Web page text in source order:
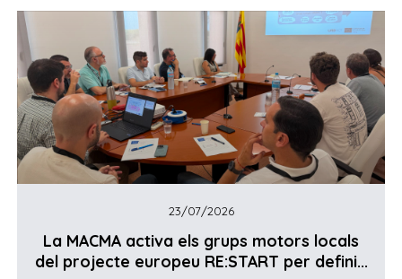
23/07/2026
La MACMA activa els grups motors locals
del projecte europeu RE:START per defini...